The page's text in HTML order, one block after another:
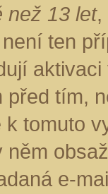
13 let,
ten
před tím,
tomuto
e-